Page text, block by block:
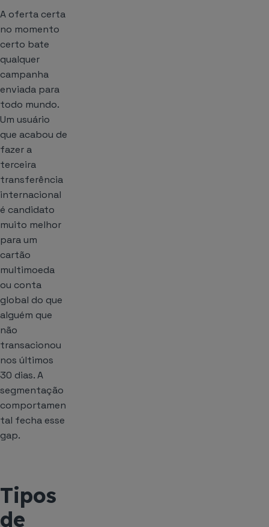
A oferta certa
no momento
certo bate
qualquer
campanha
enviada para
todo mundo.
Um usuário
que acabou de
fazer a
terceira
transferência
internacional
é candidato
muito melhor
para um
cartão
multimoeda
ou conta
global do que
alguém que
não
transacionou
nos últimos
30 dias. A
segmentação
comportamen
tal fecha esse
gap.
Tipos
de